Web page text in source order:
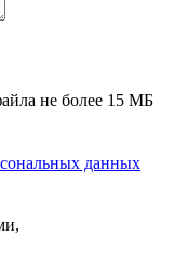
не более 15 МБ
данных